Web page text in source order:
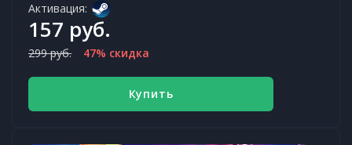
Активация:
157 руб.
299 руб. 47% скидка
Купить